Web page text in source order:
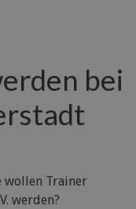
bei
wollen Trainer
werden?